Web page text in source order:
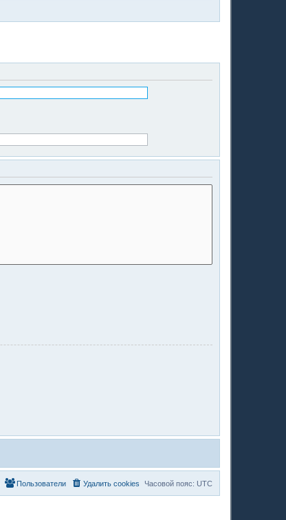
Часовой пояс: UTC
Удалить cookies
Пользователи